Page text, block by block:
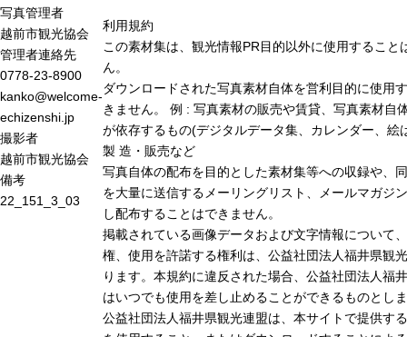
写真管理者
越前市観光協会
管理者連絡先
0778-23-8900
kanko@welcome-
echizenshi.jp
撮影者
越前市観光協会
備考
22_151_3_03
利用規約
この素材集は、観光情報PR目的以外に使用すること
ん。
ダウンロードされた写真素材自体を営利目的に使用
きません。 例 : 写真素材の販売や賃貸、写真素材自
が依存するもの(デジタルデータ集、カレンダー、絵
製 造・販売など
写真自体の配布を目的とした素材集等への収録や、
を大量に送信するメーリングリスト、メールマガジ
し配布することはできません。
掲載されている画像データおよび文字情報について
権、使用を許諾する権利は、公益社団法人福井県観
ります。本規約に違反された場合、公益社団法人福
はいつでも使用を差し止めることができるものとし
公益社団法人福井県観光連盟は、本サイトで提供す